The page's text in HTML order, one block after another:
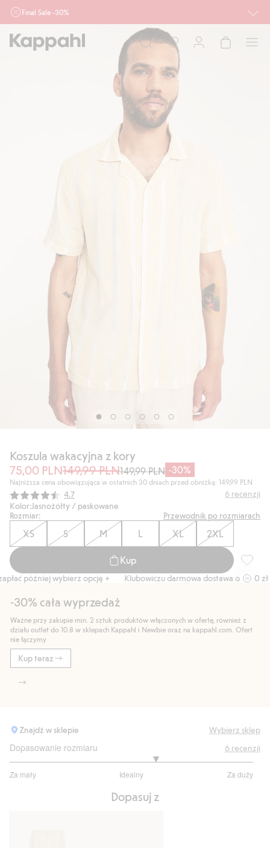
Final Sale -30%
Ważne przy zakupie min. 2 sztuk produktów włączonych w ofertę, również z
działu outlet do 10.8 w sklepach Kappahl i Newbie oraz na kappahl.com. Ofert
nie łączymy
Dziecko
Koszula wakacyjna z kory
75,00 PLN149,99 PLN149,99 PLN -30%
Najniższa cena obowiązująca w ostatnich 30 dniach przed obniżką: 149,99 PLN
Średnia ocena:
4.7 6 recenzji
Kolor:Jasnożółty / paskowane
Rozmiar:
Przewodnik po rozmiarach
XS S M L XL 2XL
Kup
później wybierz opcję + Klubowiczu darmowa dostawa od 150 zł
-30% cała wyprzedaż
Ważne przy zakupie min. 2 sztuk produktów włączonych w ofertę, również z
działu outlet do 10.8 w sklepach Kappahl i Newbie oraz na kappahl.com. Ofert
nie łączymy
Kup teraz
Znajdź w sklepie Wybierz sklep
Dopasowanie rozmiaru
Za mały Idealny Za duży
na
6 recenzji
Dopasuj z